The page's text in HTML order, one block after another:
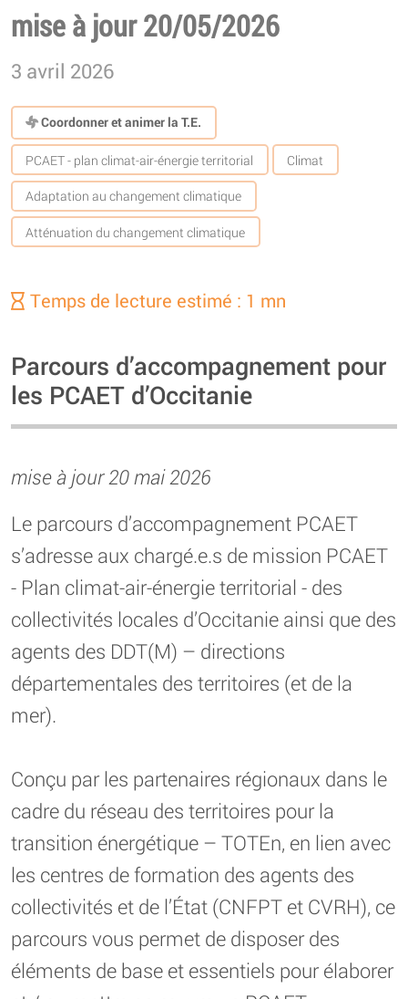
mise à jour 20/05/2026
3 avril 2026
Coordonner et animer la T.E.
PCAET - plan climat-air-énergie territorial Climat
Adaptation au changement climatique
Atténuation du changement climatique
Temps de lecture estimé : 1 mn
Parcours d’accompagnement pour
les PCAET d’Occitanie
mise à jour 20 mai 2026
Le parcours d’accompagnement PCAET
s’adresse aux chargé.e.s de mission PCAET
- Plan climat-air-énergie territorial - des
collectivités locales d’Occitanie ainsi que des
agents des DDT(M) – directions
départementales des territoires (et de la
mer).
Conçu par les partenaires régionaux dans le
cadre du réseau des territoires pour la
transition énergétique – TOTEn, en lien avec
les centres de formation des agents des
collectivités et de l’État (CNFPT et CVRH), ce
parcours vous permet de disposer des
éléments de base et essentiels pour élaborer